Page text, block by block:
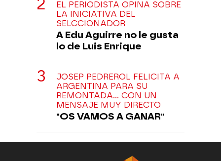
EL PERIODISTA OPINA SOBRE
LA INICIATIVA DEL
SELCCIONADOR
A Edu Aguirre no le gusta
lo de Luis Enrique
JOSEP PEDREROL FELICITA A
ARGENTINA PARA SU
REMONTADA... CON UN
MENSAJE MUY DIRECTO
"OS VAMOS A GANAR"